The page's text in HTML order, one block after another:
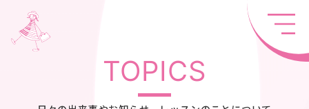
TOPICS